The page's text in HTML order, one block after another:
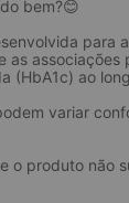
bem?😊
para
as
(HbA1c) ao
variar
o produto não